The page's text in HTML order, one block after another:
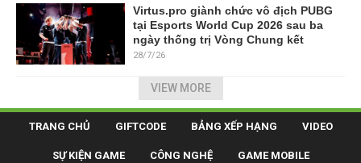
Virtus.pro giành chức vô địch PUBG
tại Esports World Cup 2026 sau ba
ngày thống trị Vòng Chung kết
28/7/26
VIEW MORE
TRANG CHỦ GIFTCODE BẢNG XẾP HẠNG VIDEO
SỰ KIỆN GAME CÔNG NGHỆ GAME MOBILE